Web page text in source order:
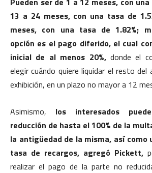
13 a 24 meses, con una tasa de
meses, con una tasa de 1.82%;
opción es el pago diferido, el cual
inicial de al menos 20%,donde el
elegir cuándo quiere liquidar el resto del
exhibición, en un plazo no mayor a 12
Asimismo, los interesados
reducción de hasta el 100% de la
la antigüedad de la misma, así como
tasa de recargos, agregó Pickett,
realizar el pago de la parte no